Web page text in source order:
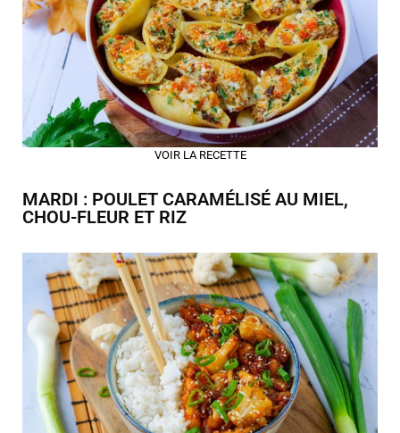
VOIR LA RECETTE
MARDI : POULET CARAMÉLISÉ AU MIEL,
CHOU-FLEUR ET RIZ